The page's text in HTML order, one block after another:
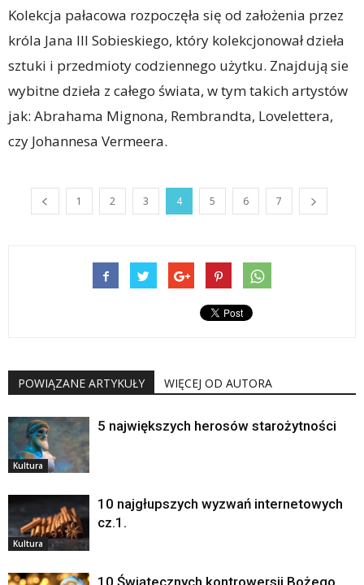
Kolekcja pałacowa rozpoczęła się od założenia przez
króla Jana III Sobieskiego, który kolekcjonował dzieła
sztuki i przedmioty codziennego użytku. Znajdują sie
wybitne dzieła z całego świata, w tym takich artystów
jak: Abrahama Mignona, Rembrandta, Lovelettera,
czy Johannesa Vermeera.
1 2 3 4 5 6 7
POWIĄZANE ARTYKUŁY WIĘCEJ OD AUTORA
Kultura
5 największych herosów starożytności
Kultura
10 najgłupszych wyzwań internetowych
cz.1.
10 Świątecznych kontrowersji Bożego